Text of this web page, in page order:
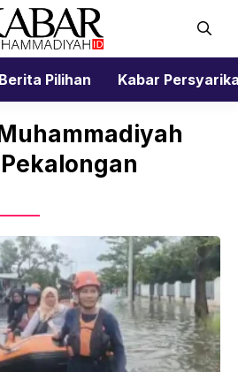
Berita Pilihan Kabar